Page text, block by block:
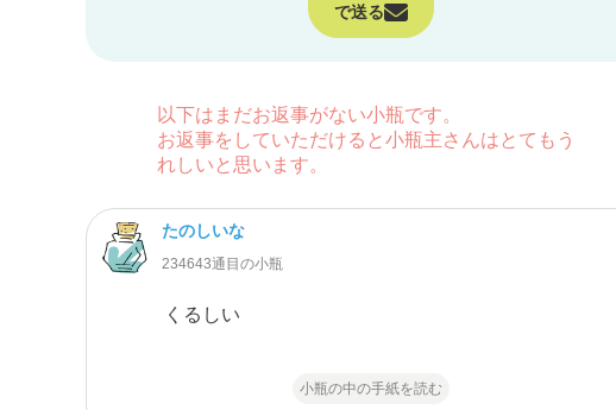
で送る
以下はまだお返事がない小瓶です。
お返事をしていただけると小瓶主さんはとてもう
れしいと思います。
たのしいな
234643通目の小瓶
くるしい
小瓶の中の手紙を読む